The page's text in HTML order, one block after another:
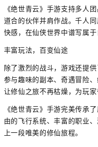
《绝世青云》手游支持多人
道合的伙伴并肩作战。千人
快感，在仙侠世界中谱写属于
丰富玩法，百变仙途
除了激烈的战斗，游戏还提
参与趣味的副本、奇遇冒险
让修仙之旅不再枯燥，为玩家
《绝世青云》手游完美传承
由的飞行系统、丰富的职业
上一段唯美的修仙旅程。